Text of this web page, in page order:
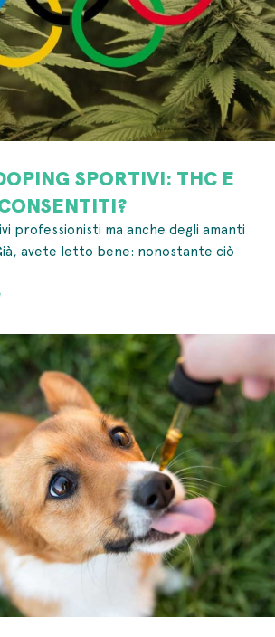
SPORTIVI: THC E
professionisti ma anche degli amanti
avete letto bene: nonostante ciò